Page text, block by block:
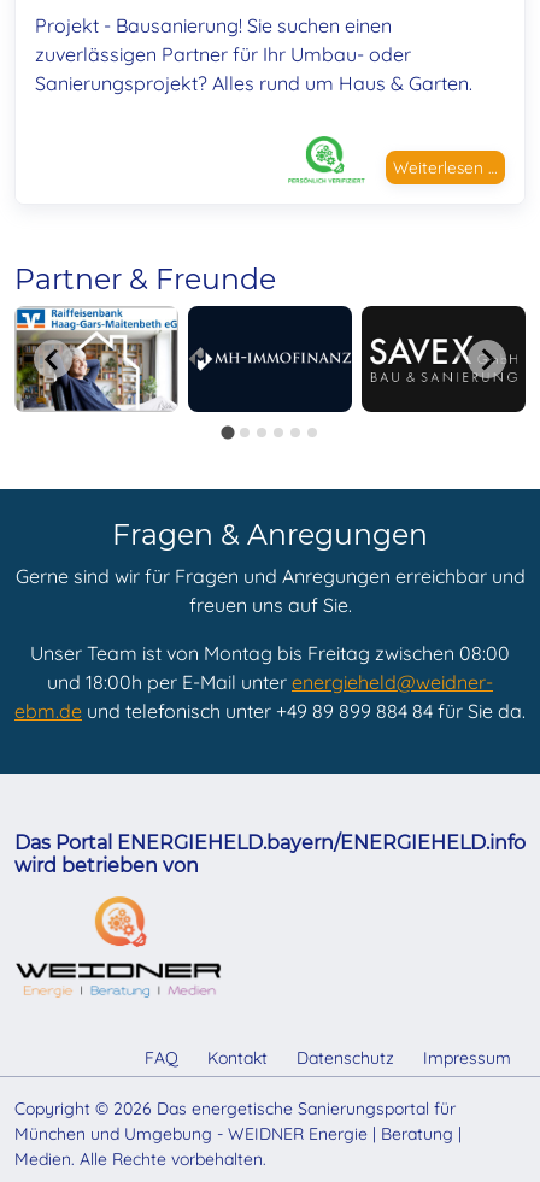
Projekt - Bausanierung! Sie suchen einen
zuverlässigen Partner für Ihr Umbau- oder
Sanierungsprojekt? Alles rund um Haus & Garten.
Weiterlesen …
Partner & Freunde
Fragen & Anregungen
Gerne sind wir für Fragen und Anregungen erreichbar und
freuen uns auf Sie.
Unser Team ist von Montag bis Freitag zwischen 08:00
und 18:00h per E-Mail unter energieheld@weidner-
ebm.de und telefonisch unter +49 89 899 884 84 für Sie da.
Das Portal ENERGIEHELD.bayern/ENERGIEHELD.info
wird betrieben von
FAQ Kontakt Datenschutz Impressum
Copyright © 2026 Das energetische Sanierungsportal für
München und Umgebung - WEIDNER Energie | Beratung |
Medien. Alle Rechte vorbehalten.